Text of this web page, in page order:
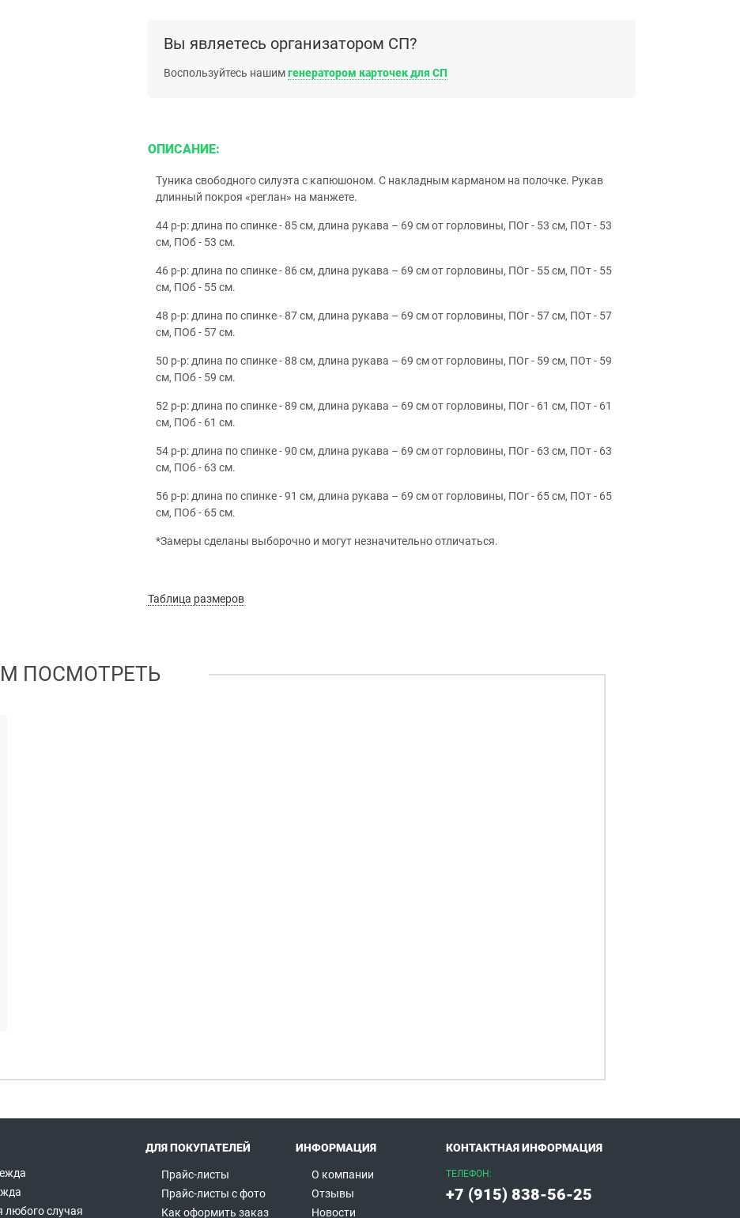
Вы являетесь организатором СП?
Воспользуйтесь нашимгенератором карточек для СП
ОПИСАНИЕ:
Туника свободного силуэта с капюшоном. С накладным карманом на полочке. Рукав
длинный покроя «реглан» на манжете.
44 р-р: длина по спинке - 85 см, длина рукава – 69 см от горловины, ПОг - 53 см, ПОт - 53
см, ПОб - 53 см.
46 р-р: длина по спинке - 86 см, длина рукава – 69 см от горловины, ПОг - 55 см, ПОт - 55
см, ПОб - 55 см.
48 р-р: длина по спинке - 87 см, длина рукава – 69 см от горловины, ПОг - 57 см, ПОт - 57
см, ПОб - 57 см.
50 р-р: длина по спинке - 88 см, длина рукава – 69 см от горловины, ПОг - 59 см, ПОт - 59
см, ПОб - 59 см.
52 р-р: длина по спинке - 89 см, длина рукава – 69 см от горловины, ПОг - 61 см, ПОт - 61
см, ПОб - 61 см.
54 р-р: длина по спинке - 90 см, длина рукава – 69 см от горловины, ПОг - 63 см, ПОт - 63
см, ПОб - 63 см.
56 р-р: длина по спинке - 91 см, длина рукава – 69 см от горловины, ПОг - 65 см, ПОт - 65
см, ПОб - 65 см.
*Замеры сделаны выборочно и могут незначительно отличаться.
Таблица размеров
ПОСМОТРЕТЬ
любого случая
ДЛЯ ПОКУПАТЕЛЕЙ
Прайс-листы
Прайс-листы с фото
Как оформить заказ
ИНФОРМАЦИЯ
О компании
Отзывы
Новости
КОНТАКТНАЯ ИНФОРМАЦИЯ
ТЕЛЕФОН:
+7 (915) 838-56-25